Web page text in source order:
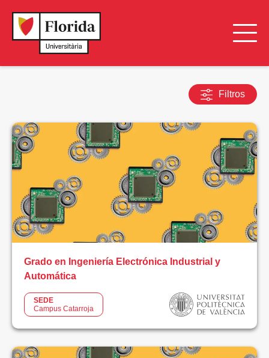
Filtros
BUSCAR
FORMACIÓN
Todos
Formativos
Grado
Universitario
Grado en Ingeniería Electrónica Industrial y
Automática
SEDE
Campus Catarroja